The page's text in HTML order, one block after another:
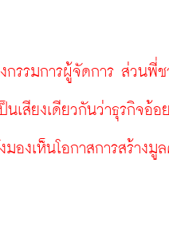
รรมการผู้จัดการ ส่วนพี่
สียงเดียวกันว่าธุรกิจอ้อ
งเห็นโอกาสการสร้างมู